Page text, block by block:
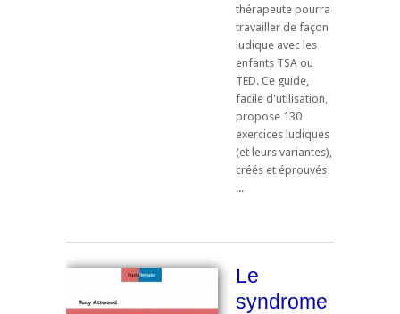
thérapeute pourra
travailler de façon
ludique avec les
enfants TSA ou
TED. Ce guide,
facile d'utilisation,
propose 130
exercices ludiques
(et leurs variantes),
créés et éprouvés
...
Le
syndrome